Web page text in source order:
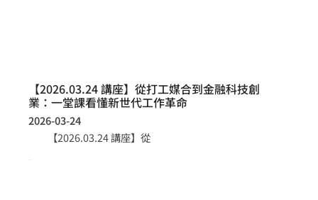
【2026.03.24 講座】從打工媒合到金融科技創
業：一堂課看懂新世代工作革命
2026-03-24
【2026.03.24 講座】從